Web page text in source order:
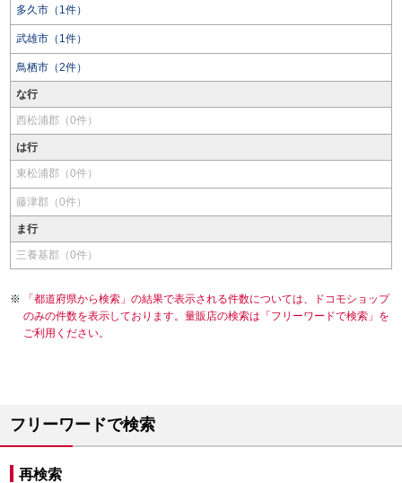
多久市（1件）
武雄市（1件）
鳥栖市（2件）
な行
西松浦郡（0件）
は行
東松浦郡（0件）
藤津郡（0件）
ま行
三養基郡（0件）
「都道府県から検索」の結果で表示される件数については、ドコモショップ
のみの件数を表示しております。量販店の検索は「フリーワードで検索」を
ご利用ください。
フリーワードで検索
再検索